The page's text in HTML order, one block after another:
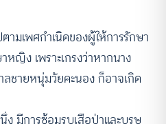
ามเพศกำเนิดของผู้ให้การรักษา
ญิง เพราะเกรงว่าหากนาง
ายหนุ่มวัยคะนอง ก็อาจเกิด
มีการซ้อมรบเสือป่าและบุรุษ